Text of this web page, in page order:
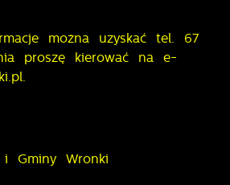
można uzyskać tel. 67
proszę kierować na e-
i Gminy Wronki